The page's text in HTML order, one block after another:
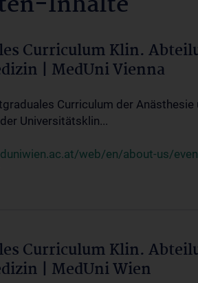
Curriculum Klin.
| MedUni Vienna
Curriculum der
Universitätsklin...
web/en/about-us/
Curriculum Klin.
| MedUni Wien